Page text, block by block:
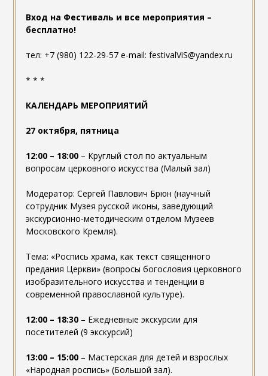
Вход на Фестиваль и все мероприятия –
бесплатно!
тел: +7 (980) 122-29-57 e-mail: festivalViS@yandex.ru
* * *
КАЛЕНДАРЬ МЕРОПРИЯТИЙ
27 октября, пятница
12:00 – 18:00– Круглый стол по актуальным
вопросам церковного искусства (Малый зал)
Модератор: Сергей Павлович Брюн (научный
сотрудник Музея русской иконы, заведующий
экскурсионно-методическим отделом Музеев
Московского Кремля).
Тема: «Роспись храма, как текст священного
предания Церкви» (вопросы богословия церковного
изобразительного искусства и тенденции в
современной православной культуре).
12:00 – 18:30– Ежедневные экскурсии для
посетителей (9 экскурсий)
13:00 – 15:00– Мастерская для детей и взрослых
«Народная роспись» (Большой зал).